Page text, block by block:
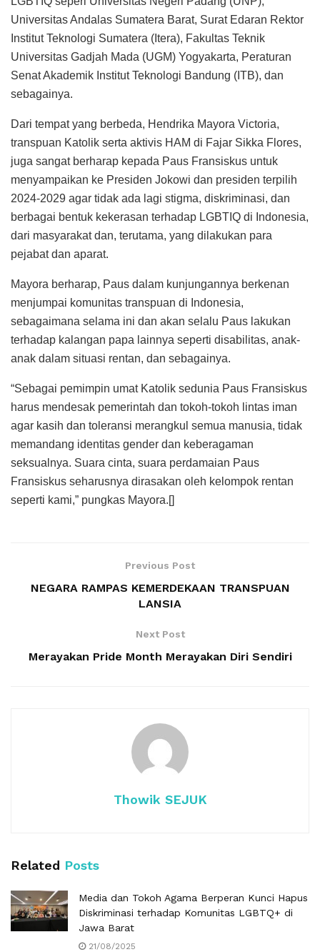
Universitas Andalas Sumatera Barat, Surat Edaran Rektor
Institut Teknologi Sumatera (Itera), Fakultas Teknik
Universitas Gadjah Mada (UGM) Yogyakarta, Peraturan
Senat Akademik Institut Teknologi Bandung (ITB), dan
sebagainya.
Dari tempat yang berbeda, Hendrika Mayora Victoria,
transpuan Katolik serta aktivis HAM di Fajar Sikka Flores,
juga sangat berharap kepada Paus Fransiskus untuk
menyampaikan ke Presiden Jokowi dan presiden terpilih
2024-2029 agar tidak ada lagi stigma, diskriminasi, dan
berbagai bentuk kekerasan terhadap LGBTIQ di Indonesia,
dari masyarakat dan, terutama, yang dilakukan para
pejabat dan aparat.
Mayora berharap, Paus dalam kunjungannya berkenan
menjumpai komunitas transpuan di Indonesia,
sebagaimana selama ini dan akan selalu Paus lakukan
terhadap kalangan papa lainnya seperti disabilitas, anak-
anak dalam situasi rentan, dan sebagainya.
“Sebagai pemimpin umat Katolik sedunia Paus Fransiskus
harus mendesak pemerintah dan tokoh-tokoh lintas iman
agar kasih dan toleransi merangkul semua manusia, tidak
memandang identitas gender dan keberagaman
seksualnya. Suara cinta, suara perdamaian Paus
Fransiskus seharusnya dirasakan oleh kelompok rentan
seperti kami,” pungkas Mayora.[]
Previous Post
NEGARA RAMPAS KEMERDEKAAN TRANSPUAN
LANSIA
Next Post
Merayakan Pride Month Merayakan Diri Sendiri
Thowik SEJUK
Related Posts
Media dan Tokoh Agama Berperan Kunci Hapus
Diskriminasi terhadap Komunitas LGBTQ+ di
Jawa Barat
21/08/2025